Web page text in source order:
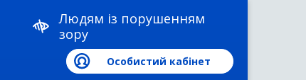
Людям із порушенням
зору
Особистий кабінет